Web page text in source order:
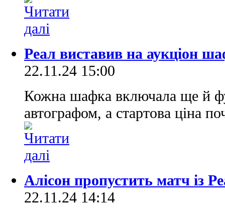
Реал виставив на аукціон
22.11.24 15:00
Кожна шафка включала ще й
автографом, а стартова ціна
Алісон пропустить матч із
22.11.24 14:14